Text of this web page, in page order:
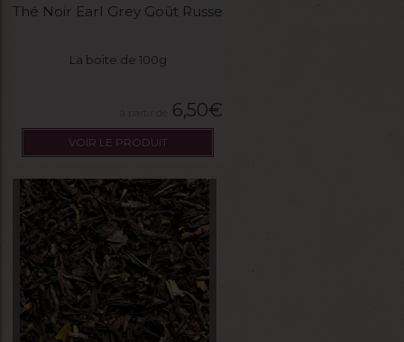
Thé Noir Earl Grey Goût Russe
La boite de 100g
6,50€
VOIR LE PRODUIT